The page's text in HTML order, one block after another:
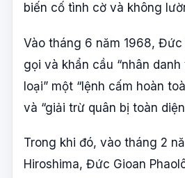
biến cố tình cờ và không
Vào tháng 6 năm 1968, Đức
gọi và khẩn cầu “nhân
loại” một “lệnh cấm hoàn
và “giải trừ quân bị toàn
Trong khi đó, vào tháng 2
Hiroshima, Đức Gioan